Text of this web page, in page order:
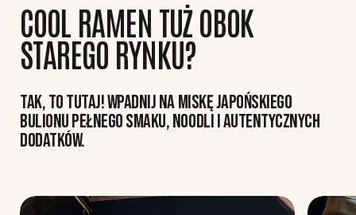
COOL RAMEN TUŻ OBOK
STAREGO RYNKU?
TAK, TO TUTAJ! WPADNIJ NA MISKĘ JAPOŃSKIEGO
BULIONU PEŁNEGO SMAKU, NOODLI I AUTENTYCZNYCH
DODATKÓW.